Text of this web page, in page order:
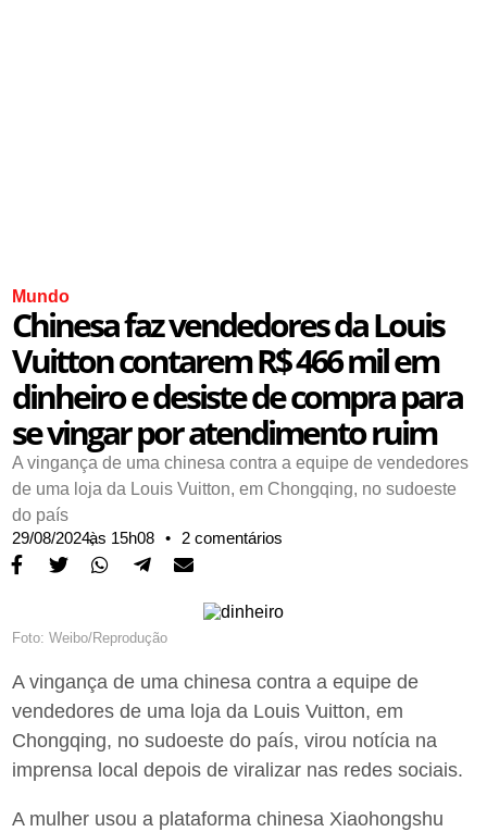
Mundo
Chinesa faz vendedores da Louis
Vuitton contarem R$ 466 mil em
dinheiro e desiste de compra para
se vingar por atendimento ruim
A vingança de uma chinesa contra a equipe de vendedores
de uma loja da Louis Vuitton, em Chongqing, no sudoeste
do país
29/08/2024,às 15h08 • 2 comentários
Foto: Weibo/Reprodução
A vingança de uma chinesa contra a equipe de
vendedores de uma loja da Louis Vuitton, em
Chongqing, no sudoeste do país, virou notícia na
imprensa local depois de viralizar nas redes sociais.
A mulher usou a plataforma chinesa Xiaohongshu